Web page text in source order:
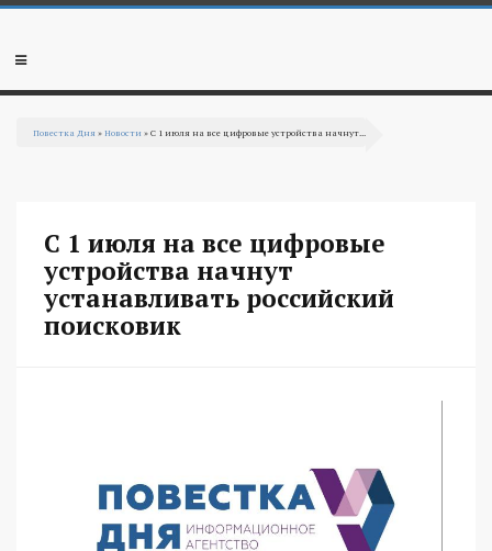
Перейти к основному содержанию
Мобильное
Повестка Дня »Новости » С 1 июля на все цифровые устройства начнут...
С 1 июля на все цифровые
устройства начнут
устанавливать российский
поисковик